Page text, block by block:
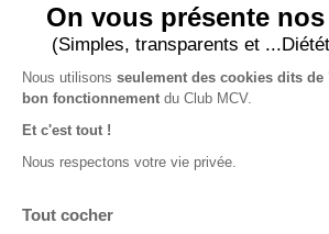
On vous présente
(Simples, transparents et
Nous utilisons seulement des cookies dits
bon fonctionnement du Club MCV.
Et c'est tout !
Nous respectons votre vie privée.
Tout cocher